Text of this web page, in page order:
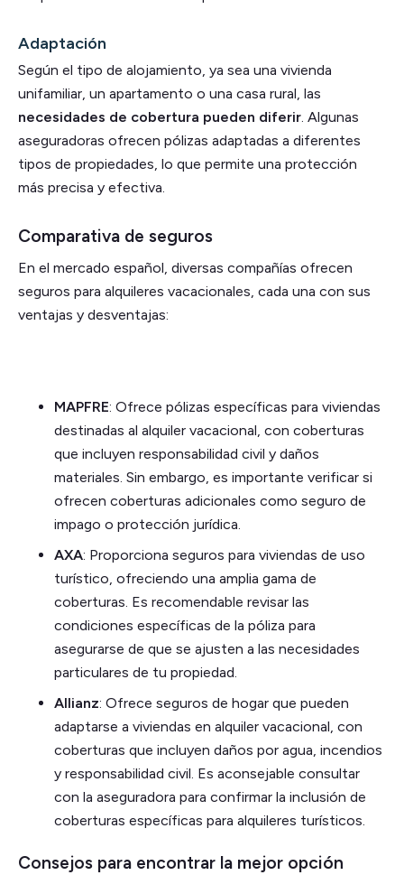
Adaptación
Según el tipo de alojamiento, ya sea una vivienda
unifamiliar, un apartamento o una casa rural, las
necesidades de cobertura pueden diferir. Algunas
aseguradoras ofrecen pólizas adaptadas a diferentes
tipos de propiedades, lo que permite una protección
más precisa y efectiva.
Comparativa de seguros
En el mercado español, diversas compañías ofrecen
seguros para alquileres vacacionales, cada una con sus
ventajas y desventajas:
MAPFRE: Ofrece pólizas específicas para viviendas
destinadas al alquiler vacacional, con coberturas
que incluyen responsabilidad civil y daños
materiales. Sin embargo, es importante verificar si
ofrecen coberturas adicionales como seguro de
impago o protección jurídica.
AXA: Proporciona seguros para viviendas de uso
turístico, ofreciendo una amplia gama de
coberturas. Es recomendable revisar las
condiciones específicas de la póliza para
asegurarse de que se ajusten a las necesidades
particulares de tu propiedad.
Allianz: Ofrece seguros de hogar que pueden
adaptarse a viviendas en alquiler vacacional, con
coberturas que incluyen daños por agua, incendios
y responsabilidad civil. Es aconsejable consultar
con la aseguradora para confirmar la inclusión de
coberturas específicas para alquileres turísticos.
Consejos para encontrar la mejor opción